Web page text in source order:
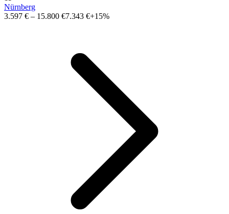
Nürnberg
3.597 € – 15.800 €7.343 €+15%